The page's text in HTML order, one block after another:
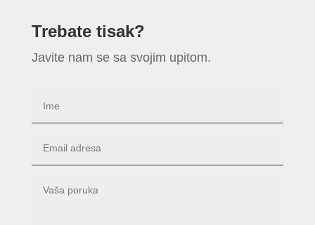
Trebate tisak?
Javite nam se sa svojim upitom.